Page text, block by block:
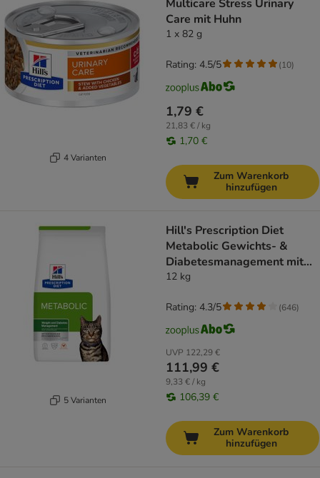
4 Varianten
Multicare Stress Urinary
Care mit Huhn
1 x 82 g
1,79 €
21,83 € / kg
1,70 €
Rating: 4.5/5 (10)
Zum Warenkorb
hinzufügen
5 Varianten
Hill's Prescription Diet
Metabolic Gewichts- &
Diabetesmanagement mit
Huhn
12 kg
UVP 122,29 €
111,99 €
9,33 € / kg
106,39 €
Rating: 4.3/5 (646)
Zum Warenkorb
hinzufügen